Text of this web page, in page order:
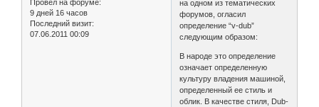
Провел на форуме:
9 дней 16 часов
Последний визит:
07.06.2011 00:09
на одном из тематических
форумов, огласил
определение “v-dub”
следующим образом:
В народе это определение
означает определенную
культуру владения машиной,
определенный ее стиль и
облик. В качестве стиля, Dub-